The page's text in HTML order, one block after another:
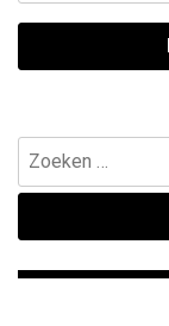
Zoeken
naar: